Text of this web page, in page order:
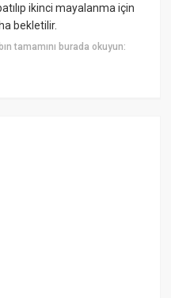
ikinci mayalanma için
bekletilir.
tamamını burada okuyun: